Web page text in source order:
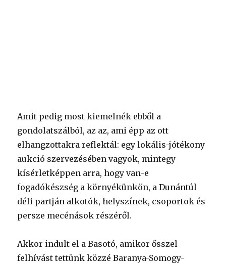
Amit pedig most kiemelnék ebből a
gondolatszálból, az az, ami épp az ott
elhangzottakra reflektál: egy lokális-jótékony
aukció szervezésében vagyok, mintegy
kísérletképpen arra, hogy van-e
fogadókészség a környékünkön, a Dunántúl
déli partján alkotók, helyszínek, csoportok és
persze mecénások részéről.
Akkor indult el a Basotó, amikor ősszel
felhívást tettünk közzé Baranya-Somogy-